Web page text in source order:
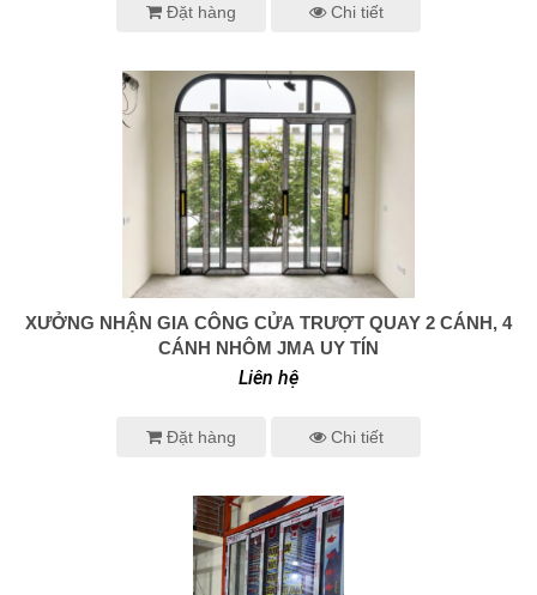
Đặt hàng Chi tiết
0938 414 005
XƯỞNG NHẬN GIA CÔNG CỬA TRƯỢT QUAY 2 CÁNH, 4
CÁNH NHÔM JMA UY TÍN
Liên hệ
Đặt hàng Chi tiết